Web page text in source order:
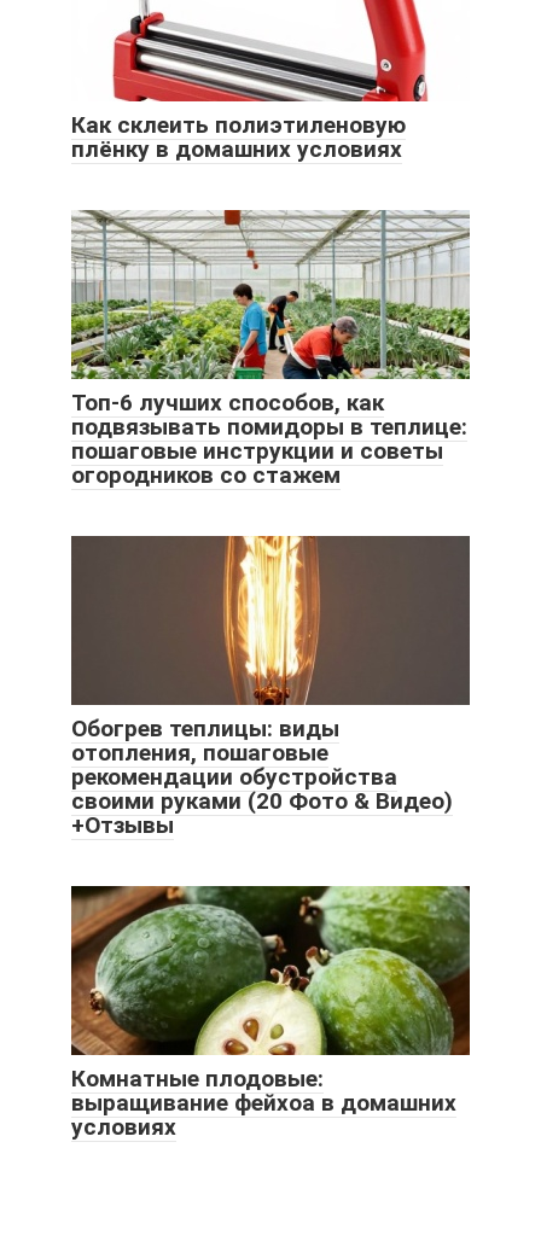
Как склеить полиэтиленовую
плёнку в домашних условиях
Топ-6 лучших способов, как
подвязывать помидоры в теплице:
пошаговые инструкции и советы
огородников со стажем
Обогрев теплицы: виды
отопления, пошаговые
рекомендации обустройства
своими руками (20 Фото & Видео)
+Отзывы
Комнатные плодовые:
выращивание фейхоа в домашних
условиях